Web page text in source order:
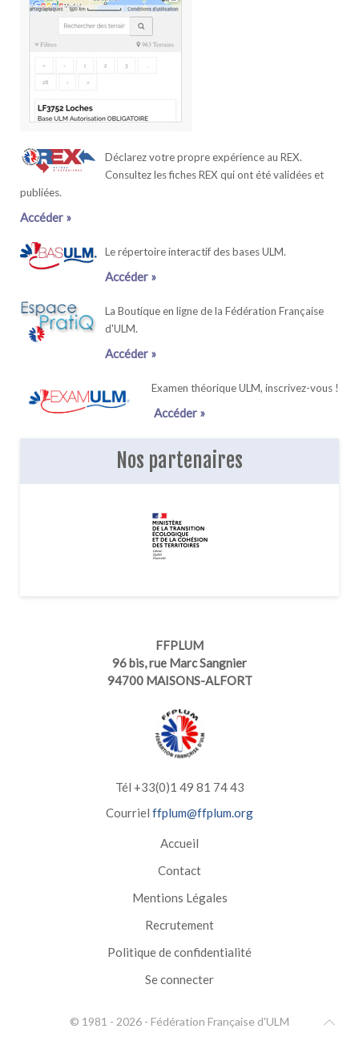
Déclarez votre propre expérience au REX.
Consultez les fiches REX qui ont été validées et
publiées.
Accéder »
Le répertoire interactif des bases ULM.
Accéder »
La Boutique en ligne de la Fédération Française
d'ULM.
Accéder »
Examen théorique ULM, inscrivez-vous !
Accéder »
Nos partenaires
FFPLUM
96 bis, rue Marc Sangnier
94700 MAISONS-ALFORT
Tél +33(0)1 49 81 74 43
Courriel ffplum@ffplum.org
Accueil
Contact
Mentions Légales
Recrutement
Politique de confidentialité
Se connecter
© 1981 - 2026 - Fédération Française d'ULM